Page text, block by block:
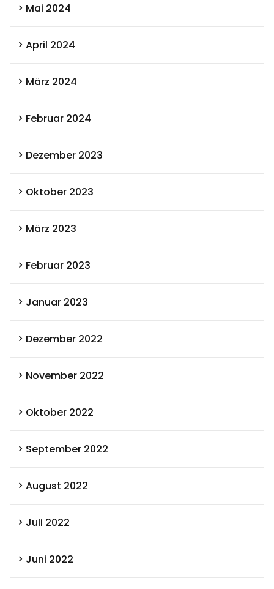
Mai 2024
April 2024
März 2024
Februar 2024
Dezember 2023
Oktober 2023
März 2023
Februar 2023
Januar 2023
Dezember 2022
November 2022
Oktober 2022
September 2022
August 2022
Juli 2022
Juni 2022